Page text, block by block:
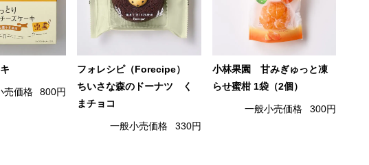
売価格 800円
フォレシピ（Forecipe）
ちいさな森のドーナツ く
まチョコ
一般小売価格 330円
小林果園 甘みぎゅっと凍
らせ蜜柑 1袋（2個）
一般小売価格 300円